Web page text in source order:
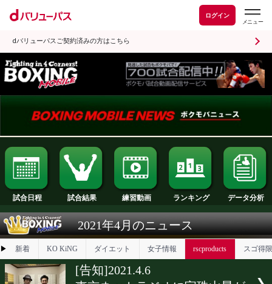
ログイン
dバリューパスご契約済みの方はこちら
試合日程 試合結果 練習動画 ランキング
2021年4月のニュース